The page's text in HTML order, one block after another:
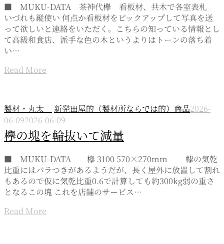
■ MUKU-DATA 茶神代欅 看板材、共木で各室表札
いづれも縦使い 何点か看板材をピックアップして写真を送
って欲しいと連絡をいただく。こちらの知っている情報とし
て高級和食店、派手な色の木というよりはトーンの落ち着
い…
Read More
製材・丸太 新発田屋的（製材所ならでは的）商品2026-
06-092026-06-09
欅の塊を輪抜いて減量
■ MUKU-DATA 欅 3100 570×270mm 欅の気乾
比重にはバラつきがあるようだが、長く屋外に放置して割れ
もあるので仮に気乾比重0.6で計算しても約300kg弱の重さ
となるこの塊 これを店舗のサービス…
Read More